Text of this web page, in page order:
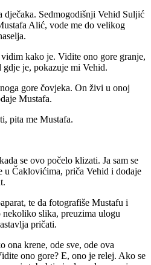
dječaka. Sedmogodišnji Vehid Suljić
Alić, vode me do velikog
kako je. Vidite ono gore granje,
je, pokazuje mi Vehid.
gore čovjeka. On živi u onoj
Mustafa.
pita me Mustafa.
se ovo počelo klizati. Ja sam se
u Čaklovićima, priča Vehid i dodaje
te da fotografiše Mustafu i
slika, preuzima ulogu
pričati.
ona krene, ode sve, ode ova
ono gore? E, ono je relej. Ako se